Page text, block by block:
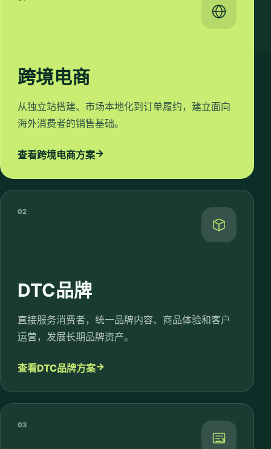
跨境电商
从独立站搭建、市场本地化到订单履约，建立面向
海外消费者的销售基础。
查看跨境电商方案→
02
DTC品牌
直接服务消费者，统一品牌内容、商品体验和客户
运营，发展长期品牌资产。
查看DTC品牌方案→
03